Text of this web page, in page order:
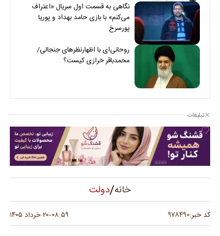
نگاهی به قسمت اول سریال «اعتراف
می‌کنم» با بازی حامد بهداد و پوریا
پورسرخ
روحانی‌ای با اظهارنظرهای جنجالی/
محمدباقر خرازی کیست؟
تبلیغات
خانه/دولت
کد خبر:۹۷۸۴۹۰ ۰۸:۵۹-۲۰ خرداد ۱۴۰۵